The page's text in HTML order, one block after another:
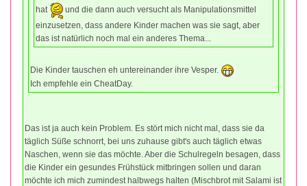
hat
und die dann auch versucht als Manipulationsmittel
einzusetzen, dass andere Kinder machen was sie sagt, aber
das ist natürlich noch mal ein anderes Thema...
Die Kinder tauschen eh untereinander ihre Vesper.
Ich empfehle ein CheatDay.
Das ist ja auch kein Problem. Es stört mich nicht mal, dass sie da
täglich Süße schnorrt, bei uns zuhause gibt's auch täglich etwas
Naschen, wenn sie das möchte. Aber die Schulregeln besagen, dass
die Kinder ein gesundes Frühstück mitbringen sollen und daran
möchte ich mich zumindest halbwegs halten (Mischbrot mit Salami ist